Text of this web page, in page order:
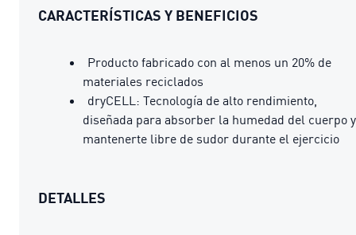
CARACTERÍSTICAS Y BENEFICIOS
Producto fabricado con al menos un 20% de
materiales reciclados
dryCELL: Tecnología de alto rendimiento,
diseñada para absorber la humedad del cuerpo y
mantenerte libre de sudor durante el ejercicio
DETALLES